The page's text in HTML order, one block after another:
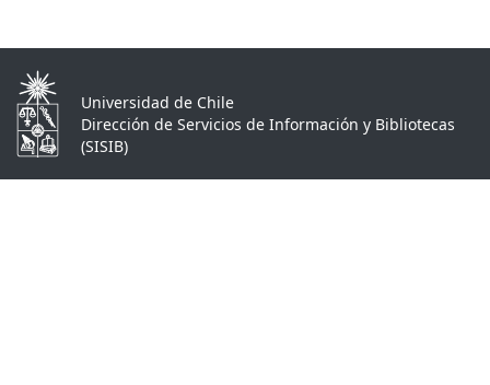
Universidad de Chile
Dirección de Servicios de Información y Bibliotecas
(SISIB)